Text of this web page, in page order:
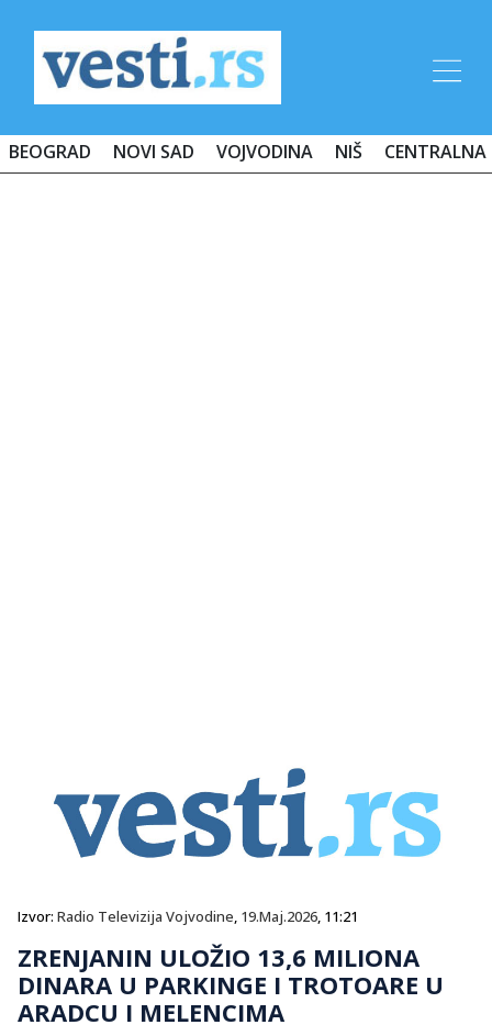
BEOGRAD NOVI SAD VOJVODINA NIŠ CENTRALNA
Izvor: Radio Televizija Vojvodine, 19.Maj.2026, 11:21
ZRENJANIN ULOŽIO 13,6 MILIONA
DINARA U PARKINGE I TROTOARE U
ARADCU I MELENCIMA